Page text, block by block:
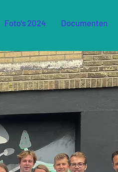
Foto's 2024 Documenten